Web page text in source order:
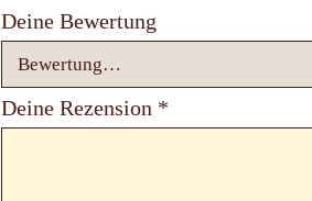
Deine Bewertung
Deine Rezension *